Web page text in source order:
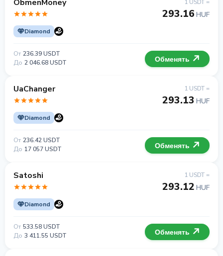
ObmenMoney
Diamond
1 USDT =
293.16 HUF
От 236.39 USDT
До 2 046.68 USDT Обменять
UaChanger
Diamond
1 USDT =
293.13 HUF
От 236.42 USDT
До 17 057 USDT Обменять
Satoshi
Diamond
1 USDT =
293.12 HUF
От 533.58 USDT
До 3 411.55 USDT Обменять